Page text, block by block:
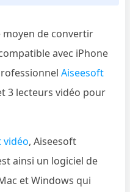
moyen de convertir
avec iPhone
Aiseesoft
3 lecteurs vidéo pour
vidéo, Aiseesoft
ainsi un logiciel de
et Windows qui